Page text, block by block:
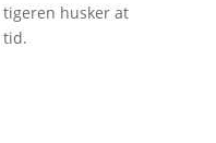
husker at
tid.